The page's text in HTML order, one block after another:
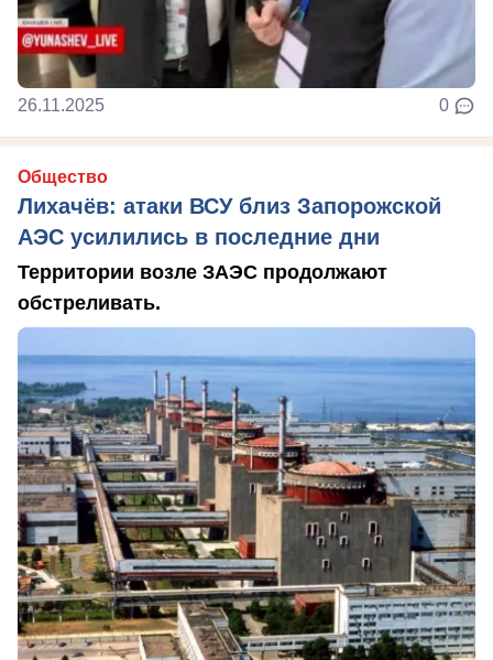
26.11.2025 0
Общество
Лихачёв: атаки ВСУ близ Запорожской
АЭС усилились в последние дни
Территории возле ЗАЭС продолжают
обстреливать.